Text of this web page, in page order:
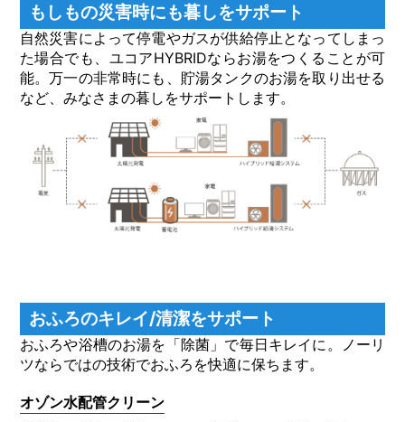
もしもの災害時にも暮しをサポート
⾃然災害によって停電やガスが供給停止となってしまっ
た場合でも、ユコアHYBRIDならお湯をつくることが可
能。万⼀の⾮常時にも、貯湯タンクのお湯を取り出せる
など、みなさまの暮しをサポートします。
おふろのキレイ/清潔をサポート
おふろや浴槽のお湯を「除菌」で毎日キレイに。ノーリ
ツならではの技術でおふろを快適に保ちます。
オゾン水配管クリーン